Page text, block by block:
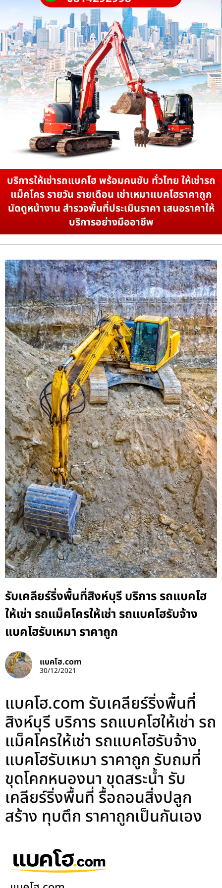
บริการให้เช่ารถแบคโฮ พร้อมคนขับ ทั่วไทย ให้เช่ารถ
แม็คโคร รายวัน รายเดือน เช่าเหมาแบคโฮราคาถูก
นัดดูหน้างาน สำรวจพื้นที่ประเมินราคา เสนอราคาให้
บริการอย่างมืออาชีพ
รับเคลียร์ริ่งพื้นที่สิงห์บุรี บริการ รถแบคโฮ
ให้เช่า รถแม็คโครให้เช่า รถแบคโฮรับจ้าง
แบคโฮรับเหมา ราคาถูก
แบคโฮ.com
30/12/2021
แบคโฮ.com รับเคลียร์ริ่งพื้นที่
สิงห์บุรี บริการ รถแบคโฮให้เช่า รถ
แม็คโครให้เช่า รถแบคโฮรับจ้าง
แบคโฮรับเหมา ราคาถูก รับถมที่
ขุดโคกหนองนา ขุดสระน้ำ รับ
เคลียร์ริ่งพื้นที่ รื้อถอนสิ่งปลูก
สร้าง ทุบตึก ราคาถูกเป็นกันเอง